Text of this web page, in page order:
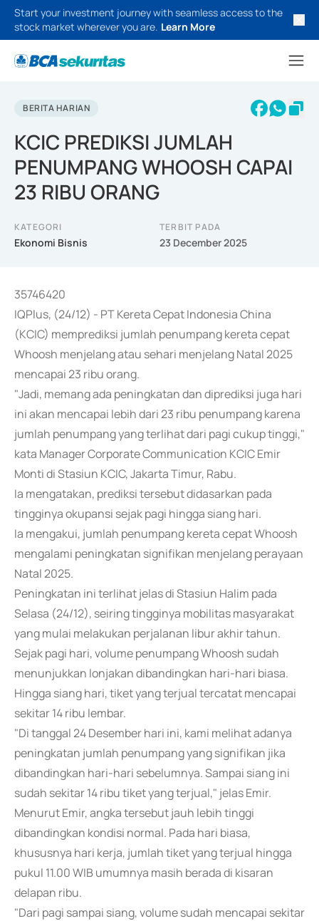
Start your investment journey with seamless access to the
stock market wherever you are. Learn More
BERITA HARIAN
KCIC PREDIKSI JUMLAH
PENUMPANG WHOOSH CAPAI
23 RIBU ORANG
KATEGORI
Ekonomi Bisnis
TERBIT PADA
23 December 2025
35746420
IQPlus, (24/12) - PT Kereta Cepat Indonesia China
(KCIC) memprediksi jumlah penumpang kereta cepat
Whoosh menjelang atau sehari menjelang Natal 2025
mencapai 23 ribu orang.
"Jadi, memang ada peningkatan dan diprediksi juga hari
ini akan mencapai lebih dari 23 ribu penumpang karena
jumlah penumpang yang terlihat dari pagi cukup tinggi,"
kata Manager Corporate Communication KCIC Emir
Monti di Stasiun KCIC, Jakarta Timur, Rabu.
Ia mengatakan, prediksi tersebut didasarkan pada
tingginya okupansi sejak pagi hingga siang hari.
Ia mengakui, jumlah penumpang kereta cepat Whoosh
mengalami peningkatan signifikan menjelang perayaan
Natal 2025.
Peningkatan ini terlihat jelas di Stasiun Halim pada
Selasa (24/12), seiring tingginya mobilitas masyarakat
yang mulai melakukan perjalanan libur akhir tahun.
Sejak pagi hari, volume penumpang Whoosh sudah
menunjukkan lonjakan dibandingkan hari-hari biasa.
Hingga siang hari, tiket yang terjual tercatat mencapai
sekitar 14 ribu lembar.
"Di tanggal 24 Desember hari ini, kami melihat adanya
peningkatan jumlah penumpang yang signifikan jika
dibandingkan hari-hari sebelumnya. Sampai siang ini
sudah sekitar 14 ribu tiket yang terjual," jelas Emir.
Menurut Emir, angka tersebut jauh lebih tinggi
dibandingkan kondisi normal. Pada hari biasa,
khususnya hari kerja, jumlah tiket yang terjual hingga
pukul 11.00 WIB umumnya masih berada di kisaran
delapan ribu.
"Dari pagi sampai siang, volume sudah mencapai sekitar